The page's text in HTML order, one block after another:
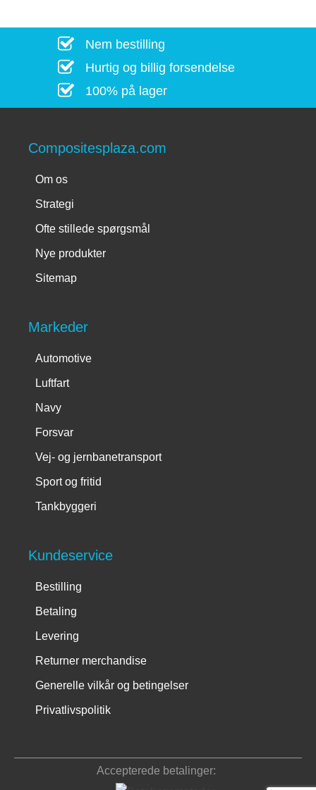
Nem bestilling
Hurtig og billig forsendelse
100% på lager
Compositesplaza.com
Om os
Strategi
Ofte stillede spørgsmål
Nye produkter
Sitemap
Markeder
Automotive
Luftfart
Navy
Forsvar
Vej- og jernbanetransport
Sport og fritid
Tankbyggeri
Kundeservice
Bestilling
Betaling
Levering
Returner merchandise
Generelle vilkår og betingelser
Privatlivspolitik
Accepterede betalinger: